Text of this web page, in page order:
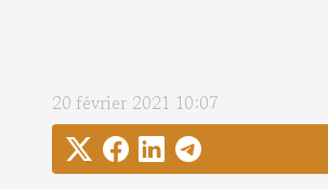
20 février 2021 10:07